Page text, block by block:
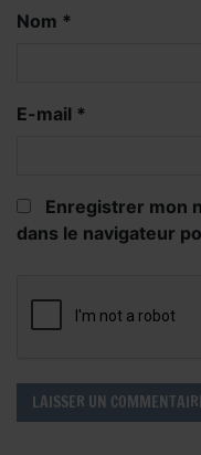
Nom *
E-mail *
Enregistrer mon
dans le navigateur